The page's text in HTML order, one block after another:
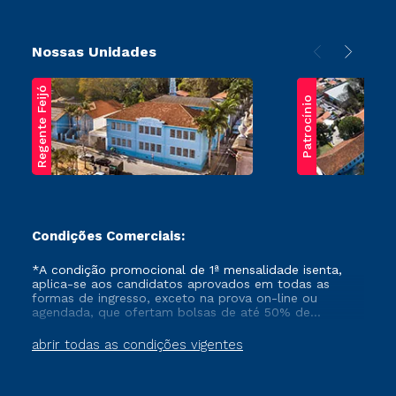
Nossas Unidades
Regente Feijó Patrocínio
Condições Comerciais:
abrir todas as condições vigentes
*A condição promocional de 1ª mensalidade isenta,
aplica-se aos candidatos aprovados em todas as
formas de ingresso, exceto na prova on-line ou
agendada, que ofertam bolsas de até 50% de
que ainda não tenham efetivado e/ou não tenham
cancelado ou trancado sua matrícula em uma das